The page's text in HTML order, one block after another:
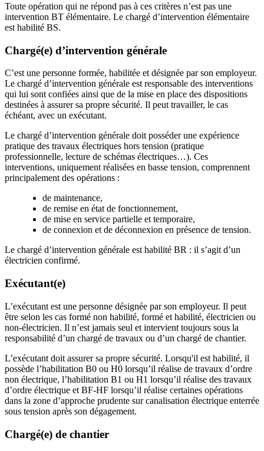
Toute opération qui ne répond pas à ces critères n’est pas une
intervention BT élémentaire. Le chargé d’intervention élémentaire
est habilité BS.
Chargé(e) d’intervention générale
C’est une personne formée, habilitée et désignée par son employeur.
Le chargé d’intervention générale est responsable des interventions
qui lui sont confiées ainsi que de la mise en place des dispositions
destinées à assurer sa propre sécurité. Il peut travailler, le cas
échéant, avec un exécutant.
Le chargé d’intervention générale doit posséder une expérience
pratique des travaux électriques hors tension (pratique
professionnelle, lecture de schémas électriques…). Ces
interventions, uniquement réalisées en basse tension, comprennent
principalement des opérations :
de maintenance,
de remise en état de fonctionnement,
de mise en service partielle et temporaire,
de connexion et de déconnexion en présence de tension.
Le chargé d’intervention générale est habilité BR : il s’agit d’un
électricien confirmé.
Exécutant(e)
L’exécutant est une personne désignée par son employeur. Il peut
être selon les cas formé non habilité, formé et habilité, électricien ou
non-électricien. Il n’est jamais seul et intervient toujours sous la
responsabilité d’un chargé de travaux ou d’un chargé de chantier.
L’exécutant doit assurer sa propre sécurité. Lorsqu'il est habilité, il
possède l’habilitation B0 ou H0 lorsqu’il réalise de travaux d’ordre
non électrique, l’habilitation B1 ou H1 lorsqu’il réalise des travaux
d’ordre électrique et BF-HF lorsqu’il réalise certaines opérations
dans la zone d’approche prudente sur canalisation électrique enterrée
sous tension après son dégagement.
Chargé(e) de chantier